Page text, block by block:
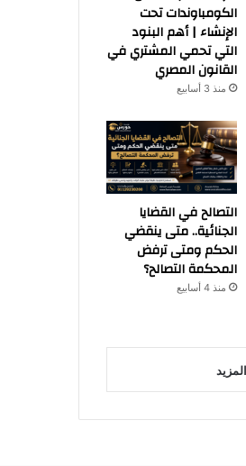
الكومباوندات تحت
الإنشاء | أهم البنود
التي تحمي المشتري في
القانون المصري
منذ 3 أسابيع
التصالح في القضايا
الجنائية.. متى ينقضي
الحكم ومتى ترفض
المحكمة التصالح؟
منذ 4 أسابيع